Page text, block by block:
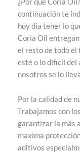
continuación te
hoy dia tener lo
Coria Oil
el resto de todo
esté o lo dificil del
nosotros se lo
Por la calidad de
Trabajamos con
garantizar la más
maxima
aditivos